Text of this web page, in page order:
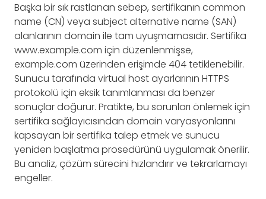
Başka bir sık rastlanan sebep, sertifikanın common
name (CN) veya subject alternative name (SAN)
alanlarının domain ile tam uyuşmamasıdır. Sertifika
www.example.com için düzenlenmişse,
example.com üzerinden erişimde 404 tetiklenebilir.
Sunucu tarafında virtual host ayarlarının HTTPS
protokolü için eksik tanımlanması da benzer
sonuçlar doğurur. Pratikte, bu sorunları önlemek için
sertifika sağlayıcısından domain varyasyonlarını
kapsayan bir sertifika talep etmek ve sunucu
yeniden başlatma prosedürünü uygulamak önerilir.
Bu analiz, çözüm sürecini hızlandırır ve tekrarlamayı
engeller.